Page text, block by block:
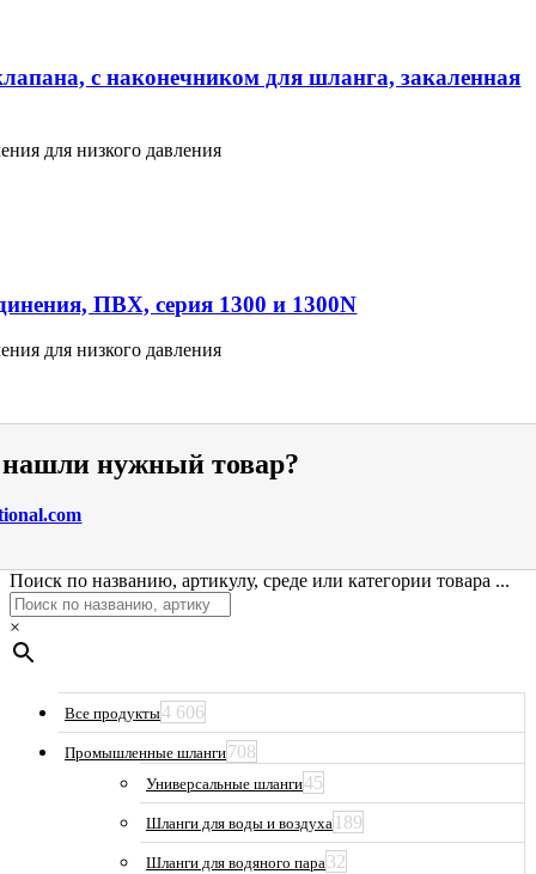
с наконечником для шланга, закаленная
для низкого давления
ПВХ, серия 1300 и 1300N
для низкого давления
нужный товар?
Поиск по названию, артикулу, среде или категории товара ...
×
Все продукты4 606
Промышленные шланги708
Универсальные шланги45
Шланги для воды и воздуха 189
Шланги для водяного пара32